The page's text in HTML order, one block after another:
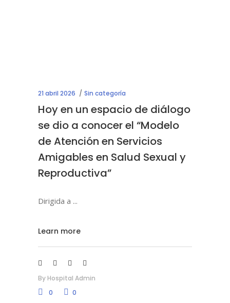
21 abril 2026 Sin categoría
Hoy en un espacio de diálogo
se dio a conocer el “Modelo
de Atención en Servicios
Amigables en Salud Sexual y
Reproductiva”
Dirigida a
Learn more
By Hospital Admin
0
0